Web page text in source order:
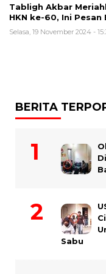
Tabligh Akbar
HKN ke-60, Ini Pesan
Selasa, 19 November 2024 -
BERITA
Sabu